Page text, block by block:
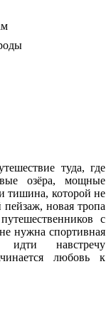
туда, где
озёра, мощные
тишина, которой не
новая тропа
с
нужна спортивная
навстречу
любовь к